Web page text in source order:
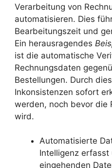
Verarbeitung von
automatisieren. Dies
Bearbeitungszeit und
Ein herausragendes
ist die automatische
Rechnungsdaten
Bestellungen. Durch
Inkonsistenzen sofort
werden, noch bevor die
wird.
Automatisierte
Intelligenz
eingehenden